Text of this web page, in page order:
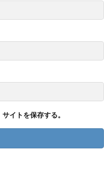
イトを保存する。